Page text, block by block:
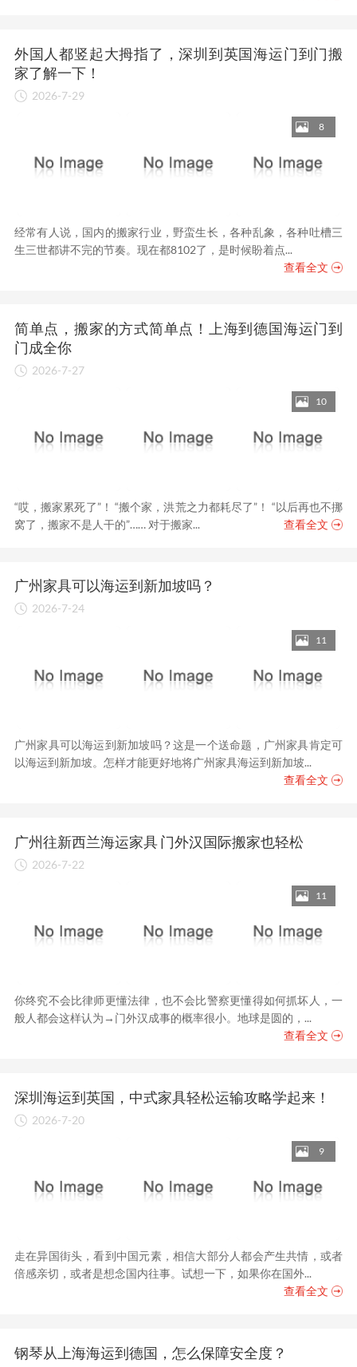
外国人都竖起大拇指了，深圳到英国海运门到门搬
家了解一下！
2026-7-29
8
经常有人说，国内的搬家行业，野蛮生长，各种乱象，各种吐槽三
生三世都讲不完的节奏。现在都8102了，是时候盼着点...
查看全文
简单点，搬家的方式简单点！上海到德国海运门到
门成全你
2026-7-27
10
“哎，搬家累死了”！ “搬个家，洪荒之力都耗尽了”！ “以后再也不挪
窝了，搬家不是人干的”…… 对于搬家...
查看全文
广州家具可以海运到新加坡吗？
2026-7-24
11
广州家具可以海运到新加坡吗？这是一个送命题，广州家具肯定可
以海运到新加坡。怎样才能更好地将广州家具海运到新加坡...
查看全文
广州往新西兰海运家具 门外汉国际搬家也轻松
2026-7-22
11
你终究不会比律师更懂法律，也不会比警察更懂得如何抓坏人，一
般人都会这样认为→门外汉成事的概率很小。地球是圆的，...
查看全文
深圳海运到英国，中式家具轻松运输攻略学起来！
2026-7-20
9
走在异国街头，看到中国元素，相信大部分人都会产生共情，或者
倍感亲切，或者是想念国内往事。试想一下，如果你在国外...
查看全文
钢琴从上海海运到德国，怎么保障安全度？